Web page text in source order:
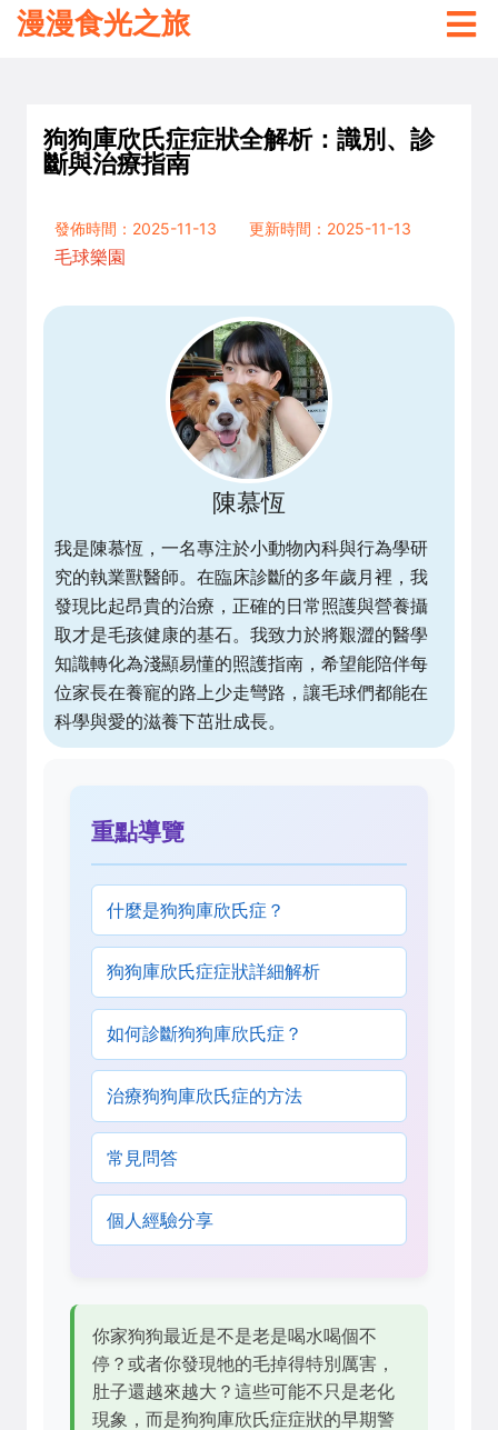
漫漫食光之旅
狗狗庫欣氏症症狀全解析：識別、診
斷與治療指南
發佈時間：2025-11-13
更新時間：2025-11-13
毛球樂園
陳慕恆
我是陳慕恆，一名專注於小動物內科與行為學研
究的執業獸醫師。在臨床診斷的多年歲月裡，我
發現比起昂貴的治療，正確的日常照護與營養攝
取才是毛孩健康的基石。我致力於將艱澀的醫學
知識轉化為淺顯易懂的照護指南，希望能陪伴每
位家長在養寵的路上少走彎路，讓毛球們都能在
科學與愛的滋養下茁壯成長。
重點導覽
什麼是狗狗庫欣氏症？
狗狗庫欣氏症症狀詳細解析
如何診斷狗狗庫欣氏症？
治療狗狗庫欣氏症的方法
常見問答
個人經驗分享
你家狗狗最近是不是老是喝水喝個不
停？或者你發現牠的毛掉得特別厲害，
肚子還越來越大？這些可能不只是老化
現象，而是狗狗庫欣氏症症狀的早期警